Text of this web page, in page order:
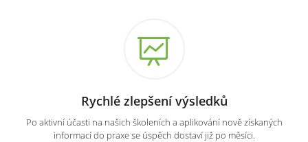
Rychlé zlepšení výsledků
Po aktivní účasti na našich školeních a aplikování nově získaných
informací do praxe se úspěch dostaví již po měsíci.